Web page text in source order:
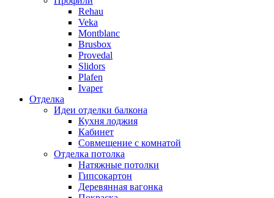
Rehau
Veka
Montblanc
Brusbox
Provedal
Slidors
Plafen
Ivaper
Отделка
Идеи отделки балкона
Кухня лоджия
Кабинет
Совмещение с комнатой
Отделка потолка
Натяжные потолки
Гипсокартон
Деревянная вагонка